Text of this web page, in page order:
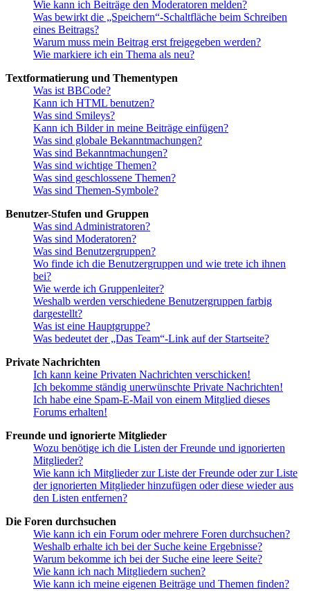
Wie kann ich Beiträge den Moderatoren melden?
Was bewirkt die „Speichern“-Schaltfläche beim Schreiben
eines Beitrags?
Warum muss mein Beitrag erst freigegeben werden?
Wie markiere ich ein Thema als neu?
Textformatierung und Thementypen
Was ist BBCode?
Kann ich HTML benutzen?
Was sind Smileys?
Kann ich Bilder in meine Beiträge einfügen?
Was sind globale Bekanntmachungen?
Was sind Bekanntmachungen?
Was sind wichtige Themen?
Was sind geschlossene Themen?
Was sind Themen-Symbole?
Benutzer-Stufen und Gruppen
Was sind Administratoren?
Was sind Moderatoren?
Was sind Benutzergruppen?
Wo finde ich die Benutzergruppen und wie trete ich ihnen
bei?
Wie werde ich Gruppenleiter?
Weshalb werden verschiedene Benutzergruppen farbig
dargestellt?
Was ist eine Hauptgruppe?
Was bedeutet der „Das Team“-Link auf der Startseite?
Private Nachrichten
Ich kann keine Privaten Nachrichten verschicken!
Ich bekomme ständig unerwünschte Private Nachrichten!
Ich habe eine Spam-E-Mail von einem Mitglied dieses
Forums erhalten!
Freunde und ignorierte Mitglieder
Wozu benötige ich die Listen der Freunde und ignorierten
Mitglieder?
Wie kann ich Mitglieder zur Liste der Freunde oder zur Liste
der ignorierten Mitglieder hinzufügen oder diese wieder aus
den Listen entfernen?
Die Foren durchsuchen
Wie kann ich ein Forum oder mehrere Foren durchsuchen?
Weshalb erhalte ich bei der Suche keine Ergebnisse?
Warum bekomme ich bei der Suche eine leere Seite?
Wie kann ich nach Mitgliedern suchen?
Wie kann ich meine eigenen Beiträge und Themen finden?